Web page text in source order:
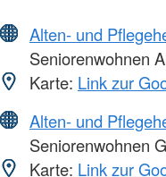
Alten- und
Seniorenwohnen
Karte: Link zur
Alten- und
Seniorenwohnen
Karte: Link zur